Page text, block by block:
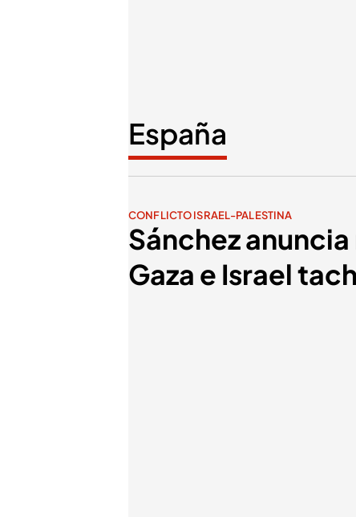
España
CONFLICTO ISRAEL-PALESTINA
Sánchez
Gaza e Israel